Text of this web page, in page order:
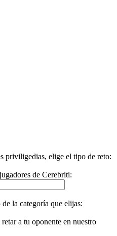
priviligedias, elige el tipo de reto:
de Cerebriti:
la categoría que elijas:
a tu oponente en nuestro